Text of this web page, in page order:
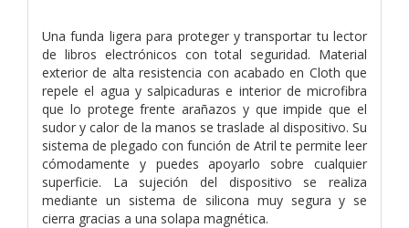
Una funda ligera para proteger y transportar tu lector
de libros electrónicos con total seguridad. Material
exterior de alta resistencia con acabado en Cloth que
repele el agua y salpicaduras e interior de microfibra
que lo protege frente arañazos y que impide que el
sudor y calor de la manos se traslade al dispositivo. Su
sistema de plegado con función de Atril te permite leer
cómodamente y puedes apoyarlo sobre cualquier
superficie. La sujeción del dispositivo se realiza
mediante un sistema de silicona muy segura y se
cierra gracias a una solapa magnética.